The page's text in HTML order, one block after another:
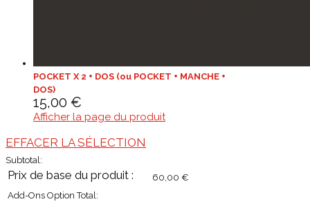
POCKET X 2 + DOS (ou POCKET + MANCHE +
DOS)
15,00 €
Subtotal:
60,00 €
Add-Ons Option Total: